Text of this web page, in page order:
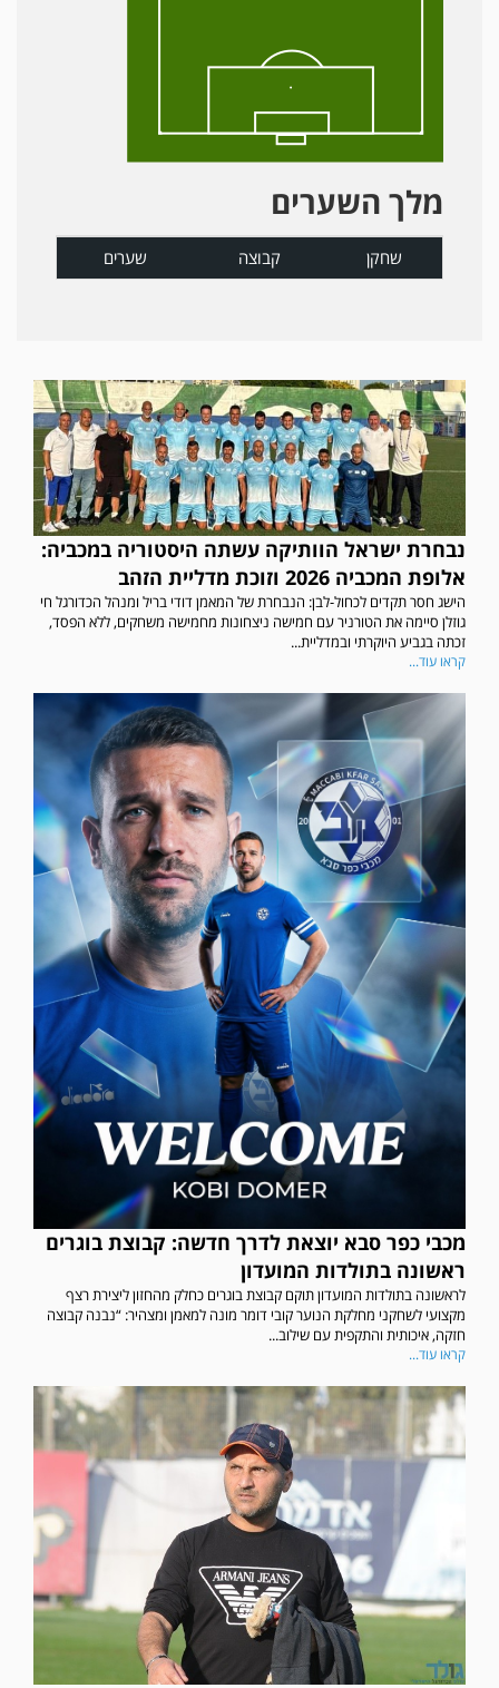
מלך השערים
שחקן קבוצה שערים
נבחרת ישראל הוותיקה עשתה היסטוריה במכביה:
אלופת המכביה 2026 וזוכת מדליית הזהב
הישג חסר תקדים לכחול-לבן: הנבחרת של המאמן דודי בריל ומנהל הכדורגל חי
גוזלן סיימה את הטורניר עם חמישה ניצחונות מחמישה משחקים, ללא הפסד,
זכתה בגביע היוקרתי ובמדליית...
קראו עוד...
מכבי כפר סבא יוצאת לדרך חדשה: קבוצת בוגרים
ראשונה בתולדות המועדון
לראשונה בתולדות המועדון תוקם קבוצת בוגרים כחלק מהחזון ליצירת רצף
מקצועי לשחקני מחלקת הנוער קובי דומר מונה למאמן ומצהיר: “נבנה קבוצה
חזקה, איכותית והתקפית עם שילוב...
קראו עוד...